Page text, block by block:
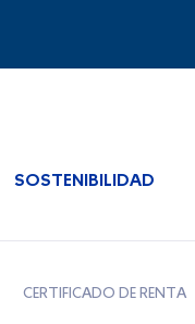
SOSTENIBILIDAD
CERTIFICADO DE RENTA